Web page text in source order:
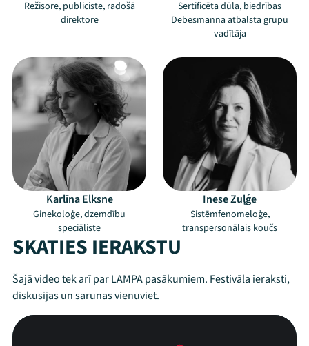
Mana programma
Režisore, publiciste, radošā
direktore
Sertificēta dūla, biedrības
Debesmanna atbalsta grupu
vadītāja
Karlīna Elksne
Ginekoloģe, dzemdību
speciāliste
Inese Zuļģe
Sistēmfenomeloģe,
transpersonālais koučs
SKATIES IERAKSTU
Šajā video tek arī par LAMPA pasākumiem. Festivāla ieraksti,
diskusijas un sarunas vienuviet.